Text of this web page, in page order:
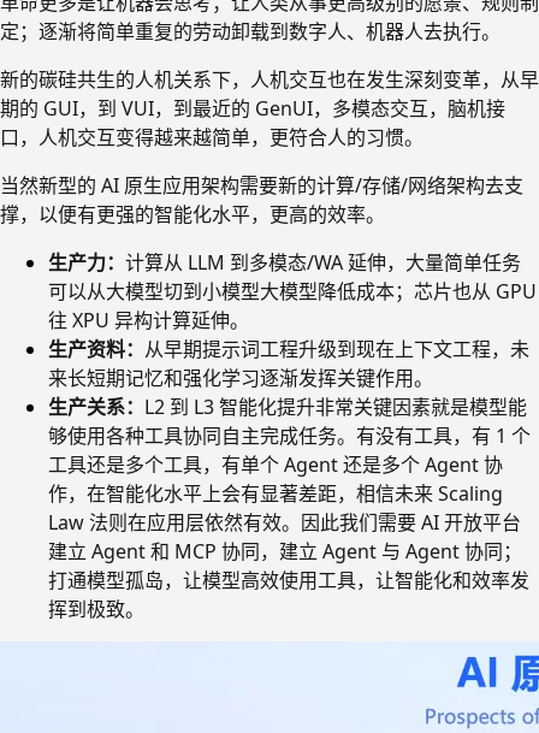
定；逐渐将简单重复的劳动卸载到数字人、机器人去执行。
新的碳硅共生的人机关系下，人机交互也在发生深刻变革，从早
期的 GUI，到 VUI，到最近的 GenUI，多模态交互，脑机接
口，人机交互变得越来越简单，更符合人的习惯。
当然新型的 AI 原生应用架构需要新的计算/存储/网络架构去支
撑，以便有更强的智能化水平，更高的效率。
生产力： 计算从 LLM 到多模态/WA 延伸，大量简单任务
可以从大模型切到小模型大模型降低成本；芯片也从 GPU
往 XPU 异构计算延伸。
生产资料： 从早期提示词工程升级到现在上下文工程，未
来长短期记忆和强化学习逐渐发挥关键作用。
生产关系： L2 到 L3 智能化提升非常关键因素就是模型能
够使用各种工具协同自主完成任务。有没有工具，有 1 个
工具还是多个工具，有单个 Agent 还是多个 Agent 协
作，在智能化水平上会有显著差距，相信未来 Scaling
Law 法则在应用层依然有效。因此我们需要 AI 开放平台
建立 Agent 和 MCP 协同，建立 Agent 与 Agent 协同；
打通模型孤岛，让模型高效使用工具，让智能化和效率发
挥到极致。